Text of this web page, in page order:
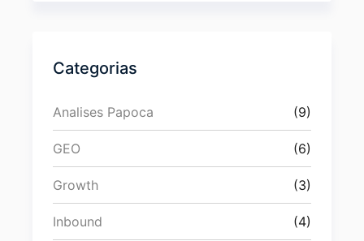
Categorias
Analises Papoca (9)
GEO (6)
Growth (3)
Inbound (4)